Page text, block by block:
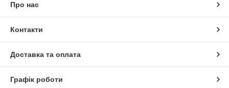
Про нас
Контакти
Доставка та оплата
Графік роботи